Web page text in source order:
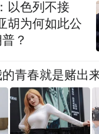
持续变化，乡
挑战和难题。
结试点典型案
以色列不接
胡为何如此公
？
青春就是赌出